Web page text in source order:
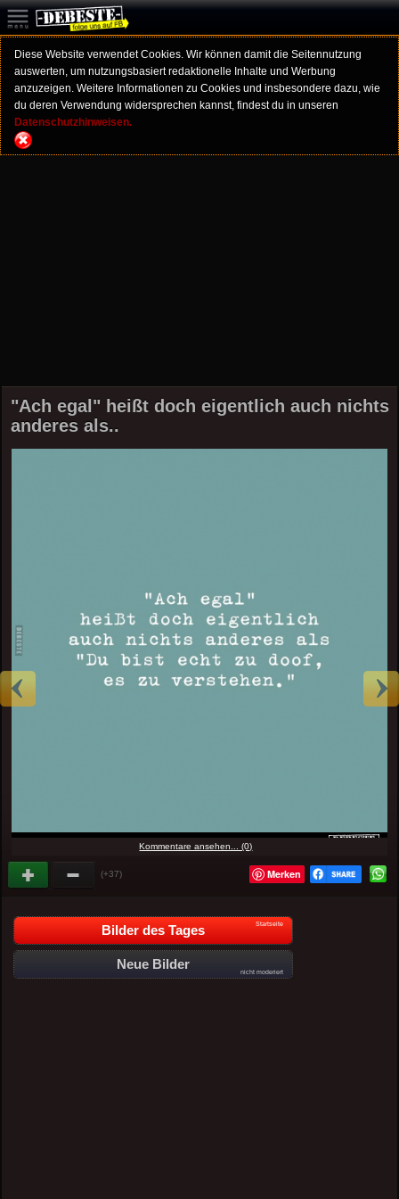
Diese Website verwendet Cookies. Wir können damit die Seitennutzung
auswerten, um nutzungsbasiert redaktionelle Inhalte und Werbung
anzuzeigen. Weitere Informationen zu Cookies und insbesondere dazu, wie
du deren Verwendung widersprechen kannst, findest du in unseren
Datenschutzhinweisen.
"Ach egal" heißt doch eigentlich auch nichts
anderes als..
Kommentare ansehen... (0)
(+37) Merken
Bilder des Tages Startseite
Neue Bilder
nicht moderiert